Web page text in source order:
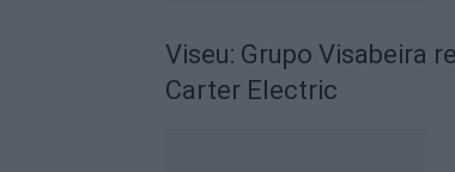
Viseu: Grupo Visabeira
Carter Electric